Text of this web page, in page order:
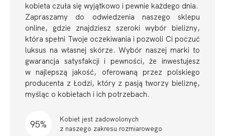
kobieta czuła się wyjątkowo i pewnie każdego dnia.
Zapraszamy do odwiedzenia naszego sklepu
online, gdzie znajdziesz szeroki wybór bielizny,
która spełni Twoje oczekiwania i pozwoli Ci poczuć
luksus na własnej skórze. Wybór naszej marki to
gwarancja satysfakcji i pewności, że inwestujesz
w najlepszą jakość, oferowaną przez polskiego
producenta z Łodzi, który z pasją tworzy bieliznę,
myśląc o kobietach i ich potrzebach.
95%
Kobiet jest zadowolonych
z naszego zakresu rozmiarowego